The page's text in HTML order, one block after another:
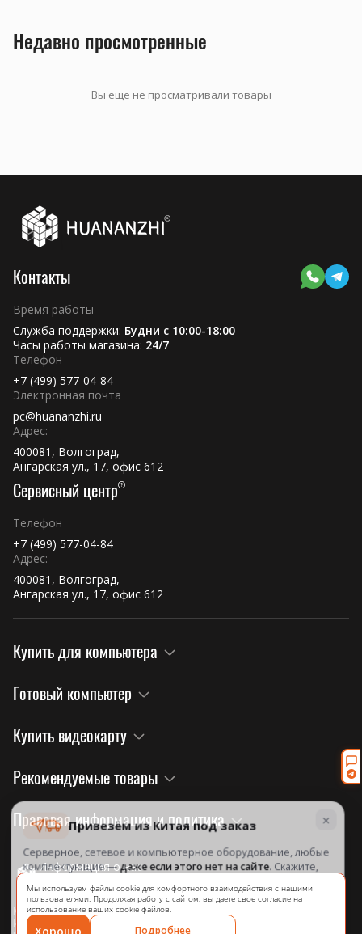
Недавно просмотренные
Вы еще не просматривали товары
Контакты
Время работы
Служба поддержки: Будни с 10:00-18:00
Часы работы магазина: 24/7
Телефон
+7 (499) 577-04-84
Электронная почта
pc@huananzhi.ru
Адрес:
400081, Волгоград,
Ангарская ул., 17, офис 612
Сервисный центр
Телефон
+7 (499) 577-04-84
Адрес:
400081, Волгоград,
Ангарская ул., 17, офис 612
Купить для компьютера
Готовый компьютер
Купить видеокарту
Рекомендуемые товары
Правовая информация и политика
Информация о нас
на официальном сайте завода!
Компания: ИП Агибалова Ю. А.
ИНН: 344316264628
Мы используем файлы cookie для комфортного взаимодействия с нашими
пользователями. Продолжая работу с сайтом, вы даете свое согласие на
использование ваших cookie файлов.
Хорошо Подробнее
×
Привезём из Китая под заказ
Серверное, сетевое и компьютерное оборудование, любые
комплектующие —даже если этого нет на сайте . Скажите,
что нужно, посчитаем и назовём срок.
Из Китая под заказ — 25–30 дней с оплаты